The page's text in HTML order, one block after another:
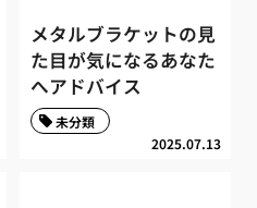
メタルブラケットの見
た目が気になるあなた
へアドバイス
2025.07.13
未分類